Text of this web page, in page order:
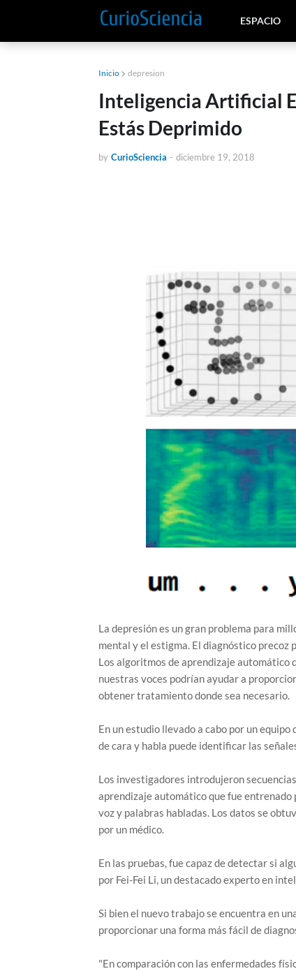
ESPACIO
Inicio depresion
Inteligencia Artificial
Estás Deprimido
by CurioSciencia - diciembre 19, 2018
La depresión es un gran problema para
mental y el estigma. El diagnóstico precoz
Los algoritmos de aprendizaje
nuestras voces podrían ayudar a
obtener tratamiento donde sea necesario.
En un estudio llevado a cabo por un
de cara y habla puede identificar las
Los investigadores introdujeron
aprendizaje automático que fue entrenado
voz y palabras habladas. Los datos se
por un médico.
En las pruebas, fue capaz de detectar si
por Fei-Fei Li, un destacado experto en
Si bien el nuevo trabajo se encuentra en
proporcionar una forma más fácil de
"En comparación con las enfermedades